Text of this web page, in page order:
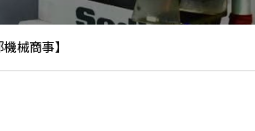
械商事】